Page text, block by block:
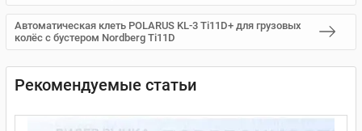
Автоматическая клеть POLARUS KL-3 Ti11D+ для грузовых
колёс с бустером Nordberg Ti11D
Рекомендуемые статьи